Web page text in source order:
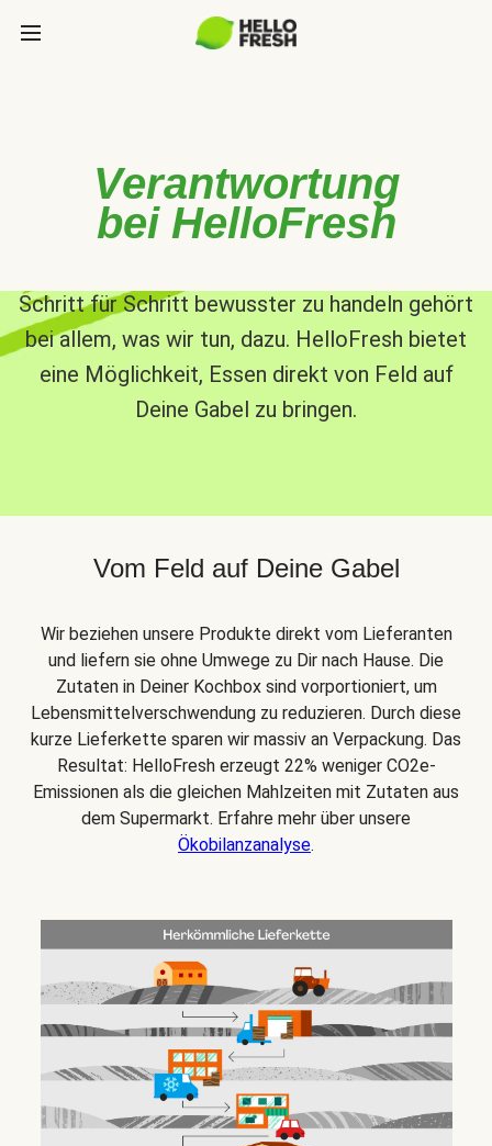
Verantwortung
bei HelloFresh
Schritt für Schritt bewusster zu handeln gehört
bei allem, was wir tun, dazu. HelloFresh bietet
eine Möglichkeit, Essen direkt von Feld auf
Deine Gabel zu bringen.
Vom Feld auf Deine Gabel
Wir beziehen unsere Produkte direkt vom Lieferanten
und liefern sie ohne Umwege zu Dir nach Hause. Die
Zutaten in Deiner Kochbox sind vorportioniert, um
Lebensmittelverschwendung zu reduzieren. Durch diese
kurze Lieferkette sparen wir massiv an Verpackung. Das
Resultat: HelloFresh erzeugt 22% weniger CO2e-
Emissionen als die gleichen Mahlzeiten mit Zutaten aus
dem Supermarkt. Erfahre mehr über unsere
Ökobilanzanalyse.